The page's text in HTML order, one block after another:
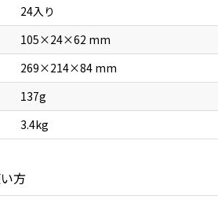
24入り
105×24×62 mm
269×214×84 mm
137g
3.4kg
方